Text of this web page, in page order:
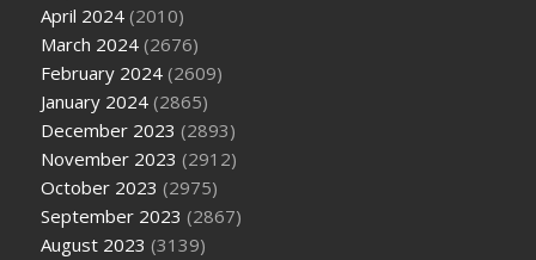
April 2024 (2010)
March 2024 (2676)
February 2024 (2609)
January 2024 (2865)
December 2023 (2893)
November 2023 (2912)
October 2023 (2975)
September 2023 (2867)
August 2023 (3139)